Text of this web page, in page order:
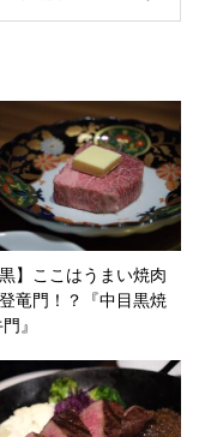
黒】ここはうまい焼肉
竜門！？『中目黒焼
』